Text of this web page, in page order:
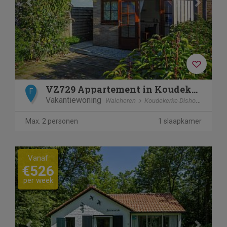
F VZ729 Appartement in Koudekerke
Vakantiewoning Walcheren Koudekerke-Dishoek
Max. 2 personen 1 slaapkamer
Previous Next
Vanaf
€526
per week